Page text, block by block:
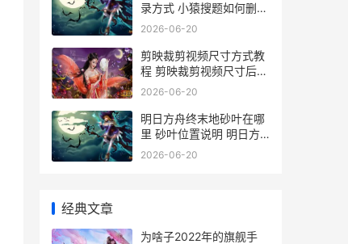
录方式 小猿搜题如何删除
求助问题
2026-06-20
剪映裁剪视频尺寸方式教
程 剪映裁剪视频尺寸后有
黑边
2026-06-20
明日方舟终末地砂叶在哪
里 砂叶位置说明 明日方
舟终末地下载入口
2026-06-20
经典文章
为啥子2022年的旗舰手